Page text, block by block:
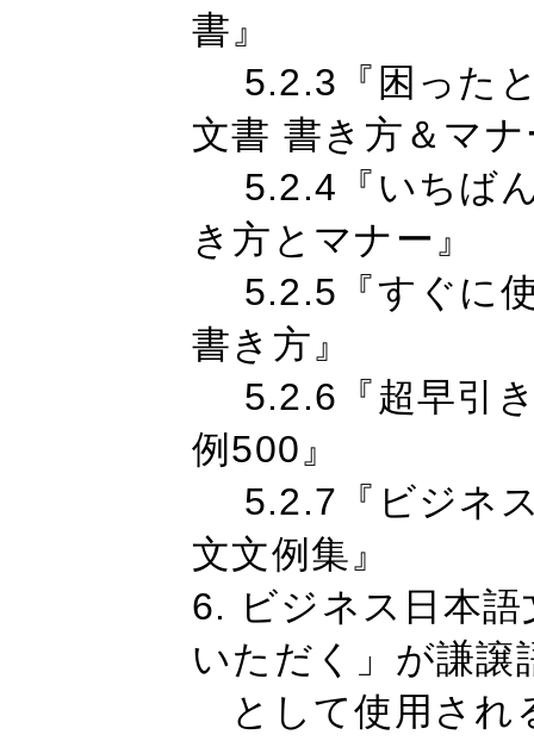
書』
5.2.3『困った
文書 書き方＆マ
5.2.4『いちばん
き方とマナー』
5.2.5『すぐに使
書き方』
5.2.6『超早引き
例500』
5.2.7『ビジネ
文文例集』
6. ビジネス日本
いただく」が謙譲
として使用され